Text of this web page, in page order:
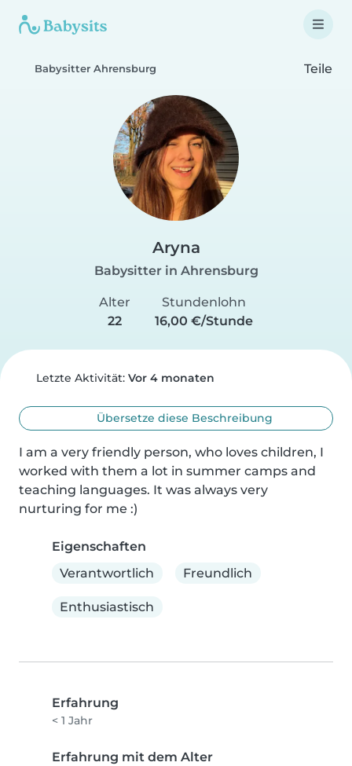
Babysitter Ahrensburg Teile
Aryna
Babysitter in Ahrensburg
Alter
22
Stundenlohn
16,00 €/Stunde
Letzte Aktivität: Vor 4 monaten
Übersetze diese Beschreibung
I am a very friendly person, who loves children, I
worked with them a lot in summer camps and
teaching languages. It was always very
nurturing for me :)
Eigenschaften
Verantwortlich
Freundlich
Enthusiastisch
Erfahrung
< 1 Jahr
Erfahrung mit dem Alter